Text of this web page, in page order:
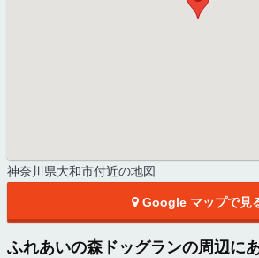
神奈川県大和市付近の地図
Google マップで見
ふれあいの森ドッグランの周辺に